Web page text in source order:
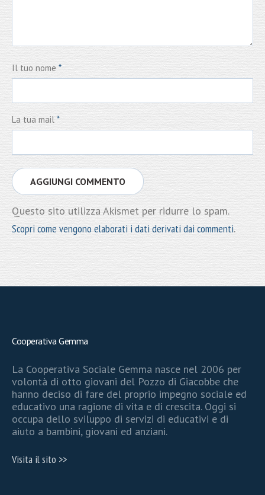
Il tuo nome *
La tua mail *
Questo sito utilizza Akismet per ridurre lo spam.
Scopri come vengono elaborati i dati derivati dai commenti.
Cooperativa Gemma
La Cooperativa Sociale Gemma nasce nel 2006 per
volontà di otto giovani del Pozzo di Giacobbe che
hanno deciso di fare del proprio impegno sociale ed
educativo una ragione di vita e di crescita. Oggi si
occupa dello sviluppo di servizi di educativi e di
aiuto a bambini, giovani ed anziani.
Visita il sito >>